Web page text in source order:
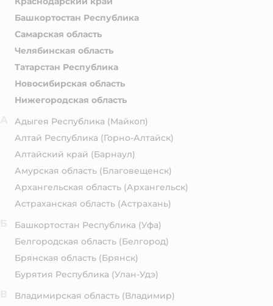
Башкортостан Республика
Самарская область
Челябинская область
Татарстан Республика
Новосибирская область
Нижегородская область
Адыгея Республика (Майкоп)
Алтай Республика (Горно-Алтайск)
Алтайский край (Барнаул)
Амурская область (Благовещенск)
Архангельская область (Архангельск)
Астраханская область (Астрахань)
Башкортостан Республика (Уфа)
Белгородская область (Белгород)
Брянская область (Брянск)
Бурятия Республика (Улан-Удэ)
Владимирская область (Владимир)